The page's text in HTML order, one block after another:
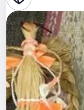
Стендап
Выставки
Квесты
Экскурсии
Спорт